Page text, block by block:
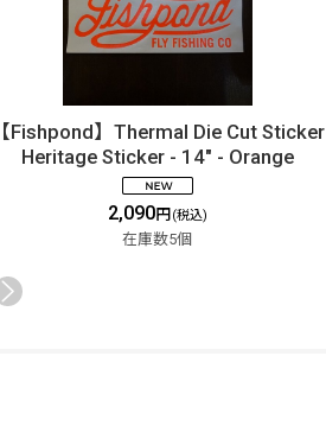
【Fishpond】Thermal Die Cut Sticker
Heritage Sticker - 14" - Orange
2,090円 (税込)
在庫数5個